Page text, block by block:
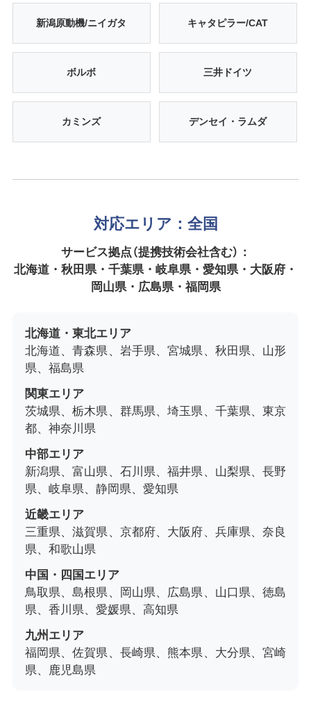
新潟原動機/ニイガタ キャタピラー/CAT
ボルボ 三井ドイツ
カミンズ デンセイ・ラムダ
対応エリア：全国
サービス拠点（提携技術会社含む）：
北海道・秋田県・千葉県・岐阜県・愛知県・大阪府・
岡山県・広島県・福岡県
北海道・東北エリア
北海道、青森県、岩手県、宮城県、秋田県、山形
県、福島県
関東エリア
茨城県、栃木県、群馬県、埼玉県、千葉県、東京
都、神奈川県
中部エリア
新潟県、富山県、石川県、福井県、山梨県、長野
県、岐阜県、静岡県、愛知県
近畿エリア
三重県、滋賀県、京都府、大阪府、兵庫県、奈良
県、和歌山県
中国・四国エリア
鳥取県、島根県、岡山県、広島県、山口県、徳島
県、香川県、愛媛県、高知県
九州エリア
福岡県、佐賀県、長崎県、熊本県、大分県、宮崎
県、鹿児島県